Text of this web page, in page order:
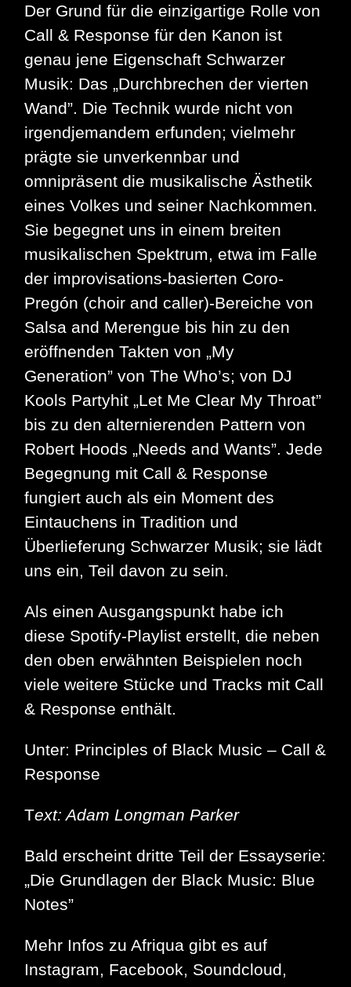
Der Grund für die einzigartige Rolle von
Call & Response für den Kanon ist
genau jene Eigenschaft Schwarzer
Musik: Das „Durchbrechen der vierten
Wand”. Die Technik wurde nicht von
irgendjemandem erfunden; vielmehr
prägte sie unverkennbar und
omnipräsent die musikalische Ästhetik
eines Volkes und seiner Nachkommen.
Sie begegnet uns in einem breiten
musikalischen Spektrum, etwa im Falle
der improvisations-basierten Coro-
Pregón (choir and caller)-Bereiche von
Salsa and Merengue bis hin zu den
eröffnenden Takten von „My
Generation” von The Who’s; von DJ
Kools Partyhit „Let Me Clear My Throat”
bis zu den alternierenden Pattern von
Robert Hoods „Needs and Wants”. Jede
Begegnung mit Call & Response
fungiert auch als ein Moment des
Eintauchens in Tradition und
Überlieferung Schwarzer Musik; sie lädt
uns ein, Teil davon zu sein.
Als einen Ausgangspunkt habe ich
diese Spotify-Playlist erstellt, die neben
den oben erwähnten Beispielen noch
viele weitere Stücke und Tracks mit Call
& Response enthält.
Unter: Principles of Black Music – Call &
Response
Text: Adam Longman Parker
Bald erscheint dritte Teil der Essayserie:
„Die Grundlagen der Black Music: Blue
Notes”
Mehr Infos zu Afriqua gibt es auf
Instagram, Facebook, Soundcloud,